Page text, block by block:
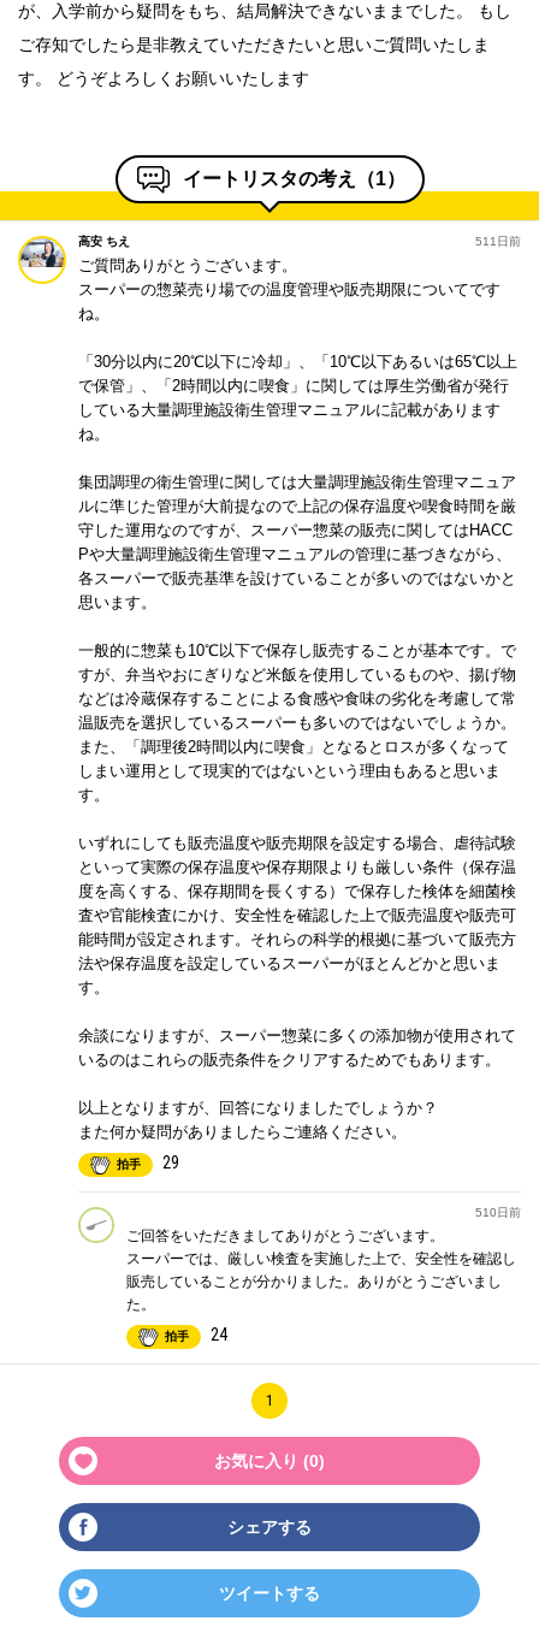
が、入学前から疑問をもち、結局解決できないままでした。 もし
ご存知でしたら是非教えていただきたいと思いご質問いたしま
す。 どうぞよろしくお願いいたします
イートリスタの考え（1）
>
高安 ちえ 511日前
ご質問ありがとうございます。
スーパーの惣菜売り場での温度管理や販売期限についてです
ね。
「30分以内に20℃以下に冷却」、「10℃以下あるいは65℃以上
で保管」、「2時間以内に喫食」に関しては厚生労働省が発行
している大量調理施設衛生管理マニュアルに記載があります
ね。
集団調理の衛生管理に関しては大量調理施設衛生管理マニュア
ルに準じた管理が大前提なので上記の保存温度や喫食時間を厳
守した運用なのですが、スーパー惣菜の販売に関してはHACC
Pや大量調理施設衛生管理マニュアルの管理に基づきながら、
各スーパーで販売基準を設けていることが多いのではないかと
思います。
一般的に惣菜も10℃以下で保存し販売することが基本です。で
すが、弁当やおにぎりなど米飯を使用しているものや、揚げ物
などは冷蔵保存することによる食感や食味の劣化を考慮して常
温販売を選択しているスーパーも多いのではないでしょうか。
また、「調理後2時間以内に喫食」となるとロスが多くなって
しまい運用として現実的ではないという理由もあると思いま
す。
いずれにしても販売温度や販売期限を設定する場合、虐待試験
といって実際の保存温度や保存期限よりも厳しい条件（保存温
度を高くする、保存期間を長くする）で保存した検体を細菌検
査や官能検査にかけ、安全性を確認した上で販売温度や販売可
能時間が設定されます。それらの科学的根拠に基づいて販売方
法や保存温度を設定しているスーパーがほとんどかと思いま
す。
余談になりますが、スーパー惣菜に多くの添加物が使用されて
いるのはこれらの販売条件をクリアするためでもあります。
以上となりますが、回答になりましたでしょうか？
また何か疑問がありましたらご連絡ください。
拍手 29
510日前
ご回答をいただきましてありがとうございます。
スーパーでは、厳しい検査を実施した上で、安全性を確認し
販売していることが分かりました。ありがとうございまし
た。
拍手 24
1
お気に入り (0)
シェアする
ツイートする